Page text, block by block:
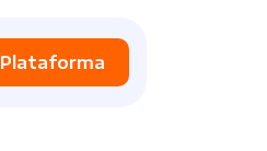
Plataforma